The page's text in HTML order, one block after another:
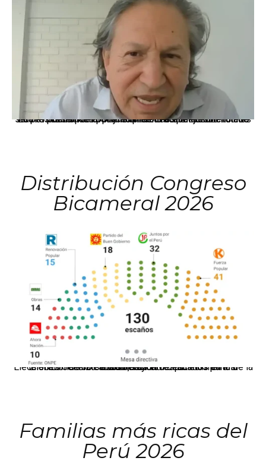
La presidenta Keiko Fujimori informó que la solicitud de indulto presentada por el expresidente Alejandro Toledo será evaluada por la Comisión de Gracias Presidenciales conforme al procedimiento establecido.
Distribución Congreso
Bicameral 2026
El JNE oficializó la distribución de escaños para la elección de 60 senadores y 130 diputados en las Elecciones Generales 2026, tras el restablecimiento de la Bicameralidad.
Familias más ricas del
Perú 2026